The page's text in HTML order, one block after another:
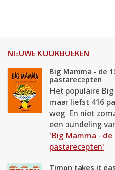
NIEUWE KOOKBOEKEN
Big Mamma - de
pastarecepten
Het populaire
maar liefst 416
weg. En niet
een bundeling
'Big Mamma - de
pastarecepten'
Timon takes it